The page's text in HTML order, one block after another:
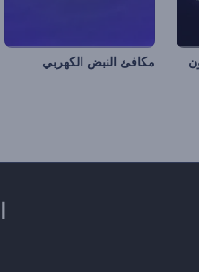
مكافئ النبض الكهربي